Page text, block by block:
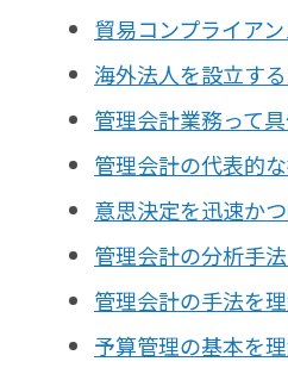
貿易コンプライア
海外法人を設立す
管理会計業務って
管理会計の代表的
意思決定を迅速か
管理会計の分析手
管理会計の手法を
予算管理の基本を